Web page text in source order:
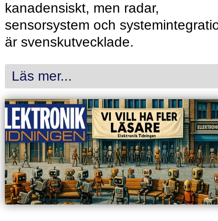
kanadensiskt, men radar,
sensorsystem och
är svenskutvecklade.
Läs mer...